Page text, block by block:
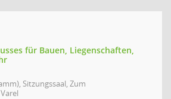
für Bauen, Liegenschaften,
Sitzungssaal, Zum